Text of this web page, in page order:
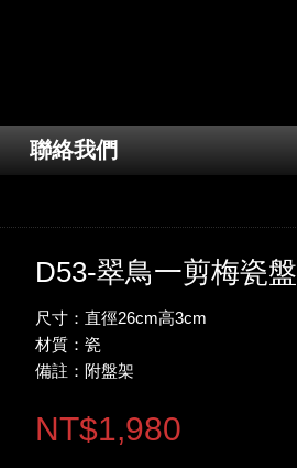
聯絡我們
D53-翠鳥一剪梅瓷盤
尺寸：直徑26cm高3cm
材質：瓷
備註：附盤架
NT$1,980